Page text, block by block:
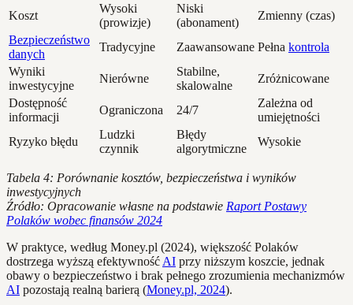
Koszt
Wysoki
(prowizje)
Niski
(abonament)
Zmienny (czas)
Bezpieczeństwo
danych
Tradycyjne Zaawansowane Pełna kontrola
Wyniki
inwestycyjne
Nierówne
Stabilne,
skalowalne
Zróżnicowane
Dostępność
informacji
Ograniczona 24/7
Zależna od
umiejętności
Ryzyko błędu
Ludzki
czynnik
Błędy
algorytmiczne
Wysokie
Tabela 4: Porównanie kosztów, bezpieczeństwa i wyników
inwestycyjnych
Źródło: Opracowanie własne na podstawie Raport Postawy
Polaków wobec finansów 2024
W praktyce, według Money.pl (2024), większość Polaków
dostrzega wyższą efektywność AI przy niższym koszcie, jednak
obawy o bezpieczeństwo i brak pełnego zrozumienia mechanizmów
AI pozostają realną barierą (Money.pl, 2024).